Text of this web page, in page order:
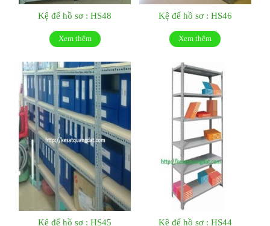
Kệ để hồ sơ : HS48
Xem thêm
Kệ để hồ sơ : HS46
Xem thêm
Kệ để hồ sơ : HS45 Kệ để hồ sơ : HS44